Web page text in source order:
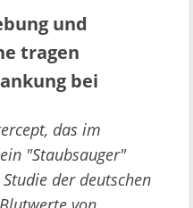
und
tragen
bei
das im
"Staubsauger"
der deutschen